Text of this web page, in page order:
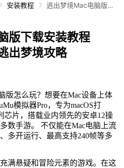
安装教程
逃出梦境Mac电脑版下
版下载安装教程
出梦境攻略
版怎么玩？想要在Mac设备上体
模拟器Pro，专为macOS打
芯片，搭载业内领先的安卓12操
数手游。 不仅能在Mac电脑上流
多开运行、最高支持240帧等多
满悬疑和冒险元素的游戏。在这